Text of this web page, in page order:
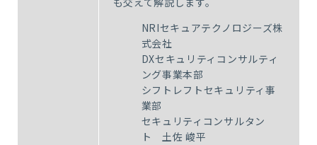
NRIセキュアテクノロジーズ株
式会社
DXセキュリティコンサルティ
ング事業本部
シフトレフトセキュリティ事
業部
セキュリティコンサルタン
ト 土佐 峻平